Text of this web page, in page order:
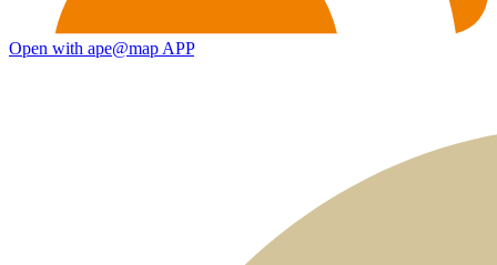
Open with ape@map APP